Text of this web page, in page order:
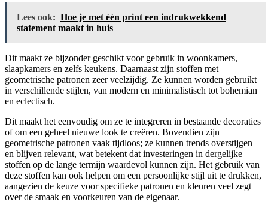
Lees ook: Hoe je met één print een indrukwekkend
statement maakt in huis
Dit maakt ze bijzonder geschikt voor gebruik in woonkamers,
slaapkamers en zelfs keukens. Daarnaast zijn stoffen met
geometrische patronen zeer veelzijdig. Ze kunnen worden gebruikt
in verschillende stijlen, van modern en minimalistisch tot bohemian
en eclectisch.
Dit maakt het eenvoudig om ze te integreren in bestaande decoraties
of om een geheel nieuwe look te creëren. Bovendien zijn
geometrische patronen vaak tijdloos; ze kunnen trends overstijgen
en blijven relevant, wat betekent dat investeringen in dergelijke
stoffen op de lange termijn waardevol kunnen zijn. Het gebruik van
deze stoffen kan ook helpen om een persoonlijke stijl uit te drukken,
aangezien de keuze voor specifieke patronen en kleuren veel zegt
over de smaak en voorkeuren van de eigenaar.